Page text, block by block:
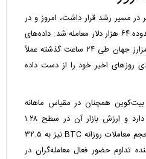
مسیر رشد قرار داشت، امروز و در
زمان نگارش این گزارش در محدوده ۶۴ هزار دلار معامله شد. داده‌های
بازار نشان می‌دهد بزرگ‌ترین رمزارز جهان طی ۲۴ ساعت گذشته عملاً
روز‌های اخیر خود را از دست داده
همچنان در مقیاس ماهانه
حدود ۱۷ درصد بازدهی مثبت دارد و ارزش بازار آن در سطح ۱.۲۸
تریلیون دلار باقی مانده است. حجم معاملات روزانه BTC نیز به ۳۲.۵
تداوم حضور فعال معامله‌گران در